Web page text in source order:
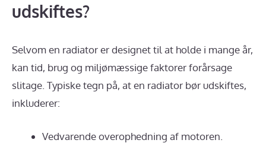
udskiftes?
Selvom en radiator er designet til at holde i mange år,
kan tid, brug og miljømæssige faktorer forårsage
slitage. Typiske tegn på, at en radiator bør udskiftes,
inkluderer:
Vedvarende overophedning af motoren.